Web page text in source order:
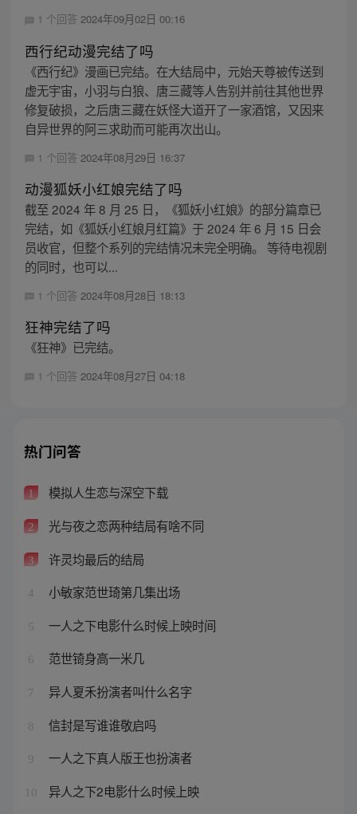
1 个回答 2024年09月02日 00:16
西行纪动漫完结了吗
《西行纪》漫画已完结。在大结局中，元始天尊被传送到
虚无宇宙，小羽与白狼、唐三藏等人告别并前往其他世界
修复破损，之后唐三藏在妖怪大道开了一家酒馆，又因来
自异世界的阿三求助而可能再次出山。
1 个回答 2024年08月29日 16:37
动漫狐妖小红娘完结了吗
截至 2024 年 8 月 25 日，《狐妖小红娘》的部分篇章已
完结，如《狐妖小红娘月红篇》于 2024 年 6 月 15 日会
员收官，但整个系列的完结情况未完全明确。 等待电视剧
的同时，也可以...
1 个回答 2024年08月28日 18:13
狂神完结了吗
《狂神》已完结。
1 个回答 2024年08月27日 04:18
热门问答
1 模拟人生恋与深空下载
2 光与夜之恋两种结局有啥不同
3 许灵均最后的结局
4 小敏家范世琦第几集出场
5 一人之下电影什么时候上映时间
6 范世锜身高一米几
7 异人夏禾扮演者叫什么名字
8 信封是写谁谁敬启吗
9 一人之下真人版王也扮演者
10 异人之下2电影什么时候上映